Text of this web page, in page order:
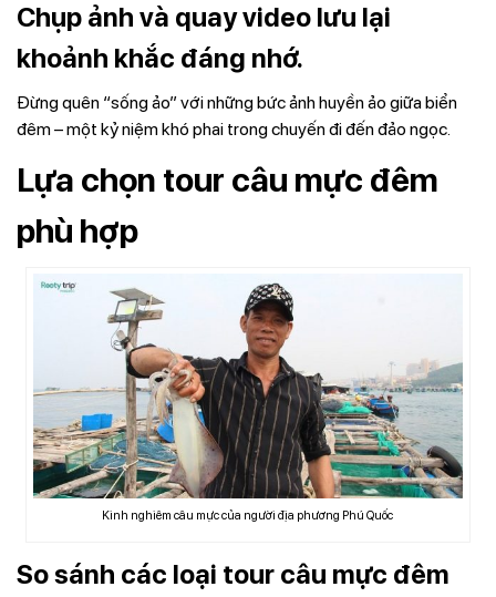
Chụp ảnh và quay video lưu lại
khoảnh khắc đáng nhớ.
Đừng quên “sống ảo” với những bức ảnh huyền ảo giữa biển
đêm – một kỷ niệm khó phai trong chuyến đi đến đảo ngọc.
Lựa chọn tour câu mực đêm
phù hợp
Kinh nghiêm câu mực của người địa phương Phú Quốc
So sánh các loại tour câu mực đêm